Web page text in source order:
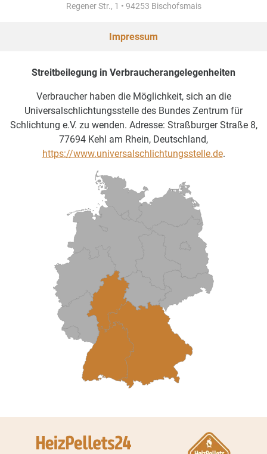
Regener Str., 1 • 94253 Bischofsmais
Impressum
Streitbeilegung in Verbraucherangelegenheiten
Verbraucher haben die Möglichkeit, sich an die
Universalschlichtungsstelle des Bundes Zentrum für
Schlichtung e.V. zu wenden. Adresse: Straßburger Straße 8,
77694 Kehl am Rhein, Deutschland,
https://www.universalschlichtungsstelle.de.